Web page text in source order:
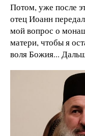
Потом, уже после
отец Иоанн
мой вопрос о
матери, чтобы я
воля Божия...